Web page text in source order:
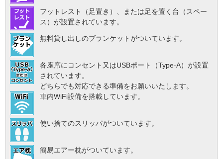
フットレスト（足置き）、または足を置く台（スペー
ス）が設置されています。
無料貸し出しのブランケットがついています。
各座席にコンセント又はUSBポート（Type-A）が設置
されています。
どちらでも対応できる準備をお願いいたします。
車内WiFi設備を搭載しています。
使い捨てのスリッパがついています。
簡易エアー枕がついています。